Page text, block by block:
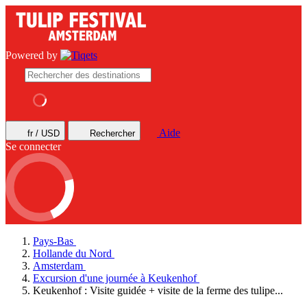
Powered by
fr / USD Rechercher
Aide
Se connecter
Pays-Bas
Hollande du Nord
Amsterdam
Excursion d'une journée à Keukenhof
Keukenhof : Visite guidée + visite de la ferme des tulipe...